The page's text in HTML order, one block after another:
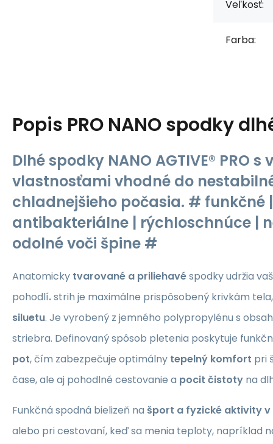
Veľkosť:
Farba:
Popis PRO NANO spodky
Dlhé spodky NANO AGTIVE® PRO
vlastnosťami vhodné do
chladnejšieho počasia. # funkčné |
antibakteriálne | rýchloschnúce |
odolné voči špine #
Anatomicky tvarované a priliehavéspodkyudržia
pohodlí.strih je maximálne prispôsobený krivkám
siluetu. Je vyrobený z jemného polypropylénu s
striebra. Definovaný spôsob pletenia poskytuje
pot, čím zabezpečuje optimálny tepelný komfort pri
čase, ale aj pohodlné cestovanie a pocit čistoty na
Funkčná spodná bielizeň na šport a fyzické aktivity v
alebo pri cestovaní, keď sa menia teploty, napríklad